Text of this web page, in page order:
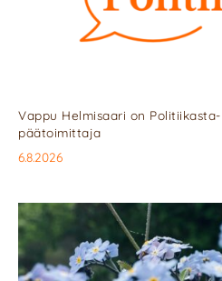
Vappu Helmisaari on
päätoimittaja
6.8.2026